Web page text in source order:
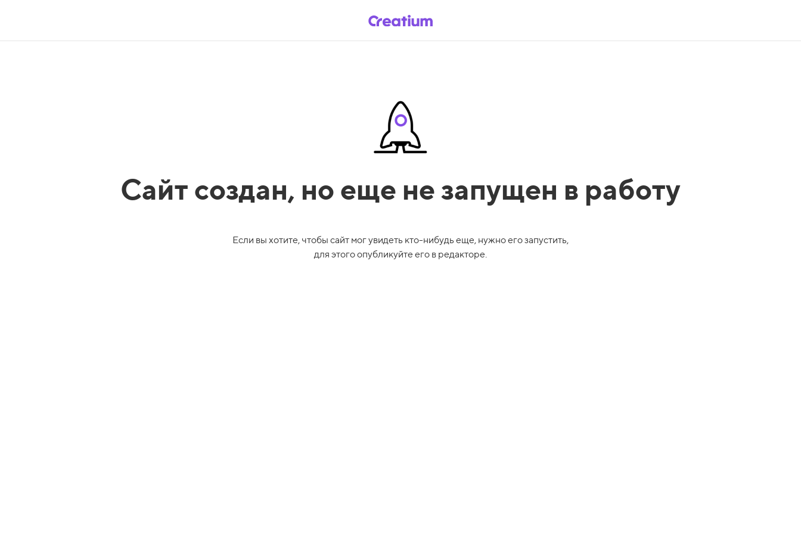
Сайт создан, но еще не запущен в работу
Если вы хотите, чтобы сайт мог увидеть кто-нибудь еще, нужно его запустить,
для этого опубликуйте его в редакторе.